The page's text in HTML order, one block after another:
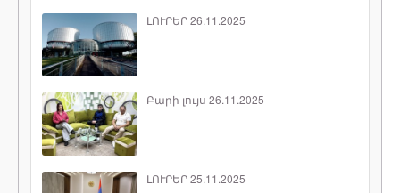
ԼՈՒՐԵՐ 26.11.2025
Բարի լույս 26.11.2025
ԼՈՒՐԵՐ 25.11.2025